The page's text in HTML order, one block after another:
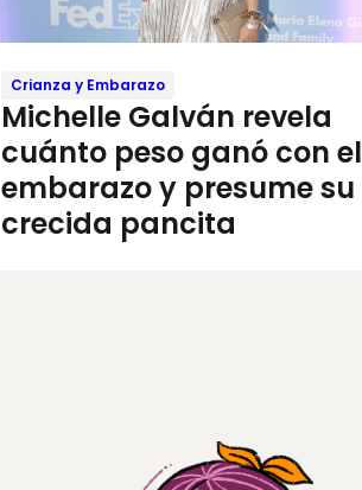
Crianza y Embarazo
Michelle Galván revela
cuánto peso ganó con el
embarazo y presume su
crecida pancita